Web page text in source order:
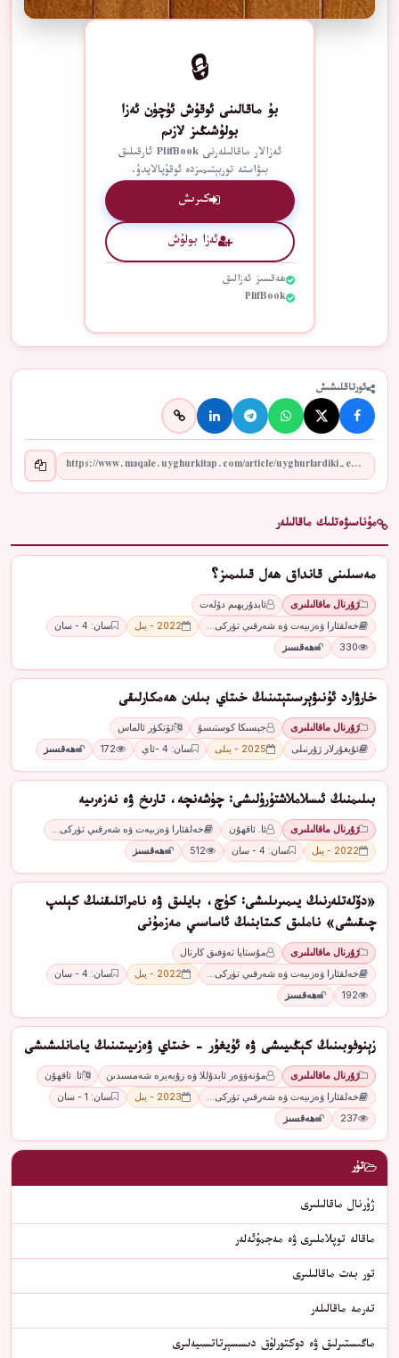
🔒
بۇ ماقالىنى ئوقۇش ئۈچۈن ئەزا
بولۇشىڭىز لازىم
ئەزالار ماقالىلەرنى PlifBook ئارقىلىق
بىۋاستە توربېتىمىزدە ئوقۇيالايدۇ.
كىرىش
ئەزا بولۇش
ھەقسىز ئەزالىق
PlifBook
ئورتاقلىشىش
مۇناسىۋەتلىك ماقالىلەر
مەسىلىنى قانداق ھەل قىلىمىز؟
ژۇرنال ماقالىلىرى
ئابدۇرېھىم دۆلەت
خەلقئارا ۋەزىيەت ۋە شەرقىي تۈركى…
2022 - يىل
سان: 4 - سان
330
ھەقسىز
ﺧﺎﺭﯞﺍﺭﺩ ﺋﯘﻧﯩﯟﯦﺮﺳﯩﺘﯧﺘﯩﻨﯩﯔ ﺧﯩﺘﺎﻱ ﺑﯩﻠﻪﻥ ھەمكارلىقى
ژۇرنال ماقالىلىرى ﺟﯧﺴﯩﻜﺎ ﻛﻮﺳﺘﯩﺴﯘ
ﺋﯚﺗﻜﯜﺭ ﺋﺎﻟﻤﺎﺱ
ئۇيغۇرلار ژۇرنىلى
2025 - يىلى سان: 4 -ئاي 172 ھەقسىز
بىلىمنىڭ ئىسلاملاشتۇرۇلىشى: چۈشەنچە، تارىخ ۋە نەزەرىيە
ژۇرنال ماقالىلىرى ئا. ئاقھۇن
خەلقئارا ۋەزىيەت ۋە شەرقىي تۈركى…
2022 - يىل
سان: 4 - سان 512 ھەقسىز
«دۆلەتلەرنىڭ يىمىرىلىشى: كۈچ، بايلىق ۋە نامراتلىقنىڭ كېلىپ
چىقىشى» ناملىق كىتابنىڭ ئاساسىي مەزمۇنى
ژۇرنال ماقالىلىرى
مۇستاپا تەۋفىق كارتال
خەلقئارا ۋەزىيەت ۋە شەرقىي تۈركى…
2022 - يىل
سان: 4 - سان
192
ھەقسىز
زېنوفوبىنىڭ كېڭىيىشى ۋە ئۇيغۇر - خىتاي ۋەزىيىتىنىڭ يامانلىشىشى
ژۇرنال ماقالىلىرى مۇنەۋۋەر ئابدۇللا ۋە زۇبەيرە شەمسىدىن
ئا. ئاقھۇن
خەلقئارا ۋەزىيەت ۋە شەرقىي تۈركى…
2023 - يىل
سان: 1 - سان
237
ھەقسىز
تۈر
ژۇرنال ماقالىلىرى
ماقالە توپلاملىرى ۋە مەجمۇئەلەر
تور بەت ماقالىلىرى
تەرمە ماقالىلەر
ماگىستىرلىق ۋە دوكتورلۇق دىسسېرتاتسىيەلىرى